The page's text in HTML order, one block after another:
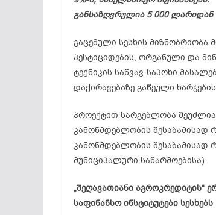
განსაზღვრულია 5 000
გაცემული სესხის
პესტიციდების, ორგანული და
ტექნიკის საწვავ-საპოხი
დაქირავებაზე გაწეული
პროექტით სარგებლობა
კანონმდებლობის
კანონმდებლობის
მუნიციპალური საწარმოებისა).
„შეღავათიანი აგროკრედიტის“
საფინანსო ინსტიტუტები